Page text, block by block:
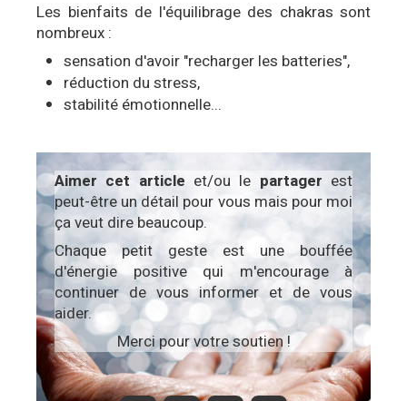
Les bienfaits de l'équilibrage des chakras sont
nombreux :
sensation d'avoir "recharger les batteries",
réduction du stress,
stabilité émotionnelle...
Aimer cet article et/ou le partager est
peut-être un détail pour vous mais pour moi
ça veut dire beaucoup.
Chaque petit geste est une bouffée
d'énergie positive qui m'encourage à
continuer de vous informer et de vous
aider.
Merci pour votre soutien !